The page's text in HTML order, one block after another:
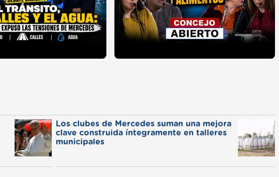
Los clubes de Mercedes suman una mejora
clave construida íntegramente en talleres
municipales